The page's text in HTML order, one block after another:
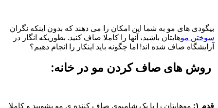
بیگودی های مو به شما این امکان را می دهند که بدون اینکه نگران
سوختن موهایتان باشید، آنها را کاملا صاف کنید. بطوریکه انگار در
آرایشگاه صاف شده اند! اما چگونه باید اینکار را انجام دهیم؟
روش های صاف کردن مو در خانه:
قدم ۱:
موهایتان را با یک شامپوی صاف کننده ی مو بشویید و کاملا